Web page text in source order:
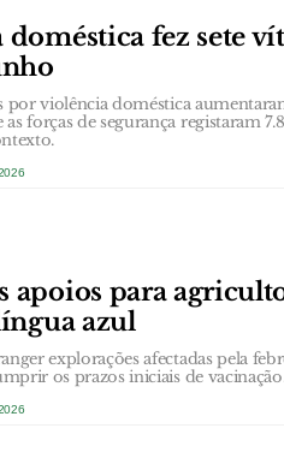
fez sete
por violência doméstica
forças de segurança registaram
apoios para
azul
explorações afectadas pela
os prazos iniciais de